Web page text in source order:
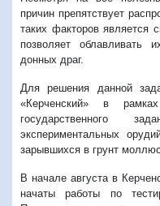
причин препятствует
таких факторов является
позволяет облавливать
донных драг.
Для решения данной
«Керченский» в
государственного
экспериментальных
зарывшихся в грунт
В начале августа в
начаты работы по